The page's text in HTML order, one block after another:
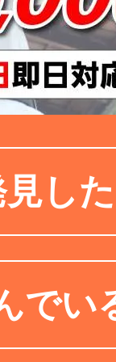
し
でい